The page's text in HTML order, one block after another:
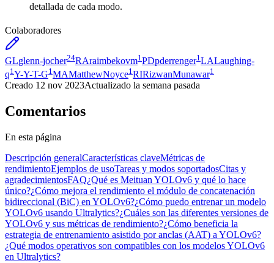
detallada de cada modo.
Colaboradores
GLglenn-jocher24RAraimbekovm1 PDpderrenger1 LALaughing-
q1Y-Y-T-G1MAMatthewNoyce1RIRizwanMunawar1
Creado 12 nov 2023Actualizado la semana pasada
Comentarios
En esta página
Descripción generalCaracterísticas claveMétricas de
rendimientoEjemplos de usoTareas y modos soportadosCitas y
agradecimientosFAQ¿Qué es Meituan YOLOv6 y qué lo hace
único?¿Cómo mejora el rendimiento el módulo de concatenación
bidireccional (BiC) en YOLOv6?¿Cómo puedo entrenar un modelo
YOLOv6 usando Ultralytics?¿Cuáles son las diferentes versiones de
YOLOv6 y sus métricas de rendimiento?¿Cómo beneficia la
estrategia de entrenamiento asistido por anclas (AAT) a YOLOv6?
¿Qué modos operativos son compatibles con los modelos YOLOv6
en Ultralytics?